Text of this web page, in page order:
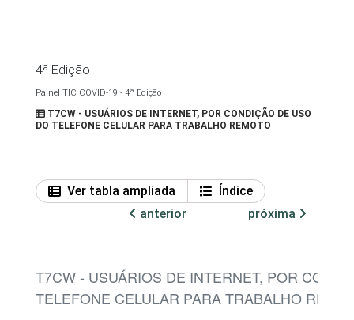
4ª Edição
Painel TIC COVID-19 - 4ª Edição
T7CW - USUÁRIOS DE INTERNET, POR CONDIÇÃO DE USO
DO TELEFONE CELULAR PARA TRABALHO REMOTO
Ver tabla ampliada
Índice
anterior
próxima
T7CW - USUÁRIOS DE INTERNET, POR
TELEFONE CELULAR PARA TRABALHO